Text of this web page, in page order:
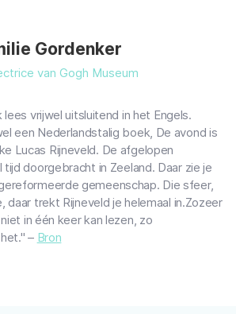
Gordenker
van Gogh Museum
lees vrijwel uitsluitend in het Engels.
een Nederlandstalig boek, De avond is
Lucas Rijneveld. De afgelopen
doorgebracht in Zeeland. Daar zie je
gemeenschap. Die sfeer,
daar trekt Rijneveld je helemaal in.Zozeer
in één keer kan lezen, zo
– Bron